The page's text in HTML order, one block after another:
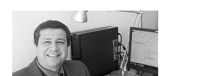
VINCULACIÓN CON EL MEDIO
INTERNACIONAL